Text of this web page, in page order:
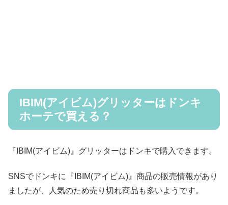
IBIM(アイビム)グリッターはドンキ
ホーテで買える？
『IBIM(アイビム)』グリッターはドンキで購入できます。
SNSでドンキに『IBIM(アイビム)』商品の販売情報があり
ましたが、人気のため売り切れ商品も多いようです。